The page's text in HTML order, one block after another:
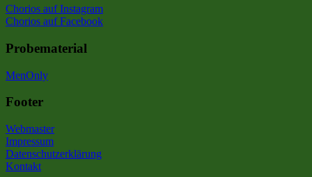
Chorios auf Instagram
Chorios auf Facebook
Probematerial
MenOnly
Footer
Webmaster
Impressum
Datenschutzerklärung
Kontakt